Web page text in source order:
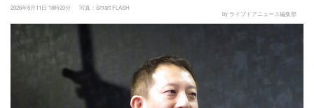
2026年5月11日 18時20分
写真：Smart FLASH
by ライブドアニュース編集部